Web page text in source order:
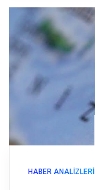
HABER ANALIZLERI